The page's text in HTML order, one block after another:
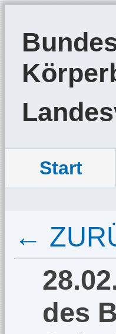
Start
←
des